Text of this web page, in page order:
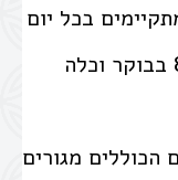
בכל יום
שישי) החל בשעה 8:30 בבוקר וכלה
מגורים